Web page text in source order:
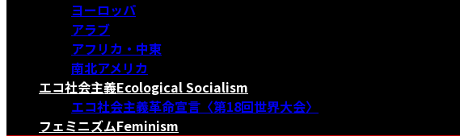
ヨーロッパ
アラブ
アフリカ・中東
南北アメリカ
エコ社会主義Ecological Socialism
エコ社会主義革命宣言〈第18回世界大会〉
フェミニズムFeminism